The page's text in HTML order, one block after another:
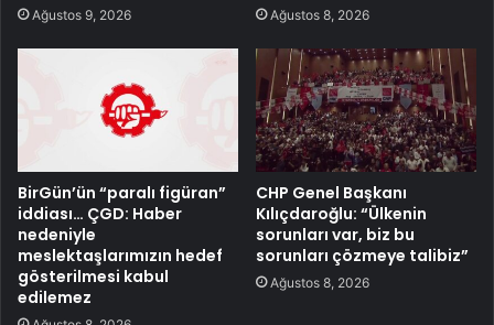
Ağustos 9, 2026 Ağustos 8, 2026
BirGün’ün “paralı figüran”
iddiası… ÇGD: Haber
nedeniyle
meslektaşlarımızın hedef
gösterilmesi kabul
edilemez
CHP Genel Başkanı
Kılıçdaroğlu: “Ülkenin
sorunları var, biz bu
sorunları çözmeye talibiz”
Ağustos 8, 2026